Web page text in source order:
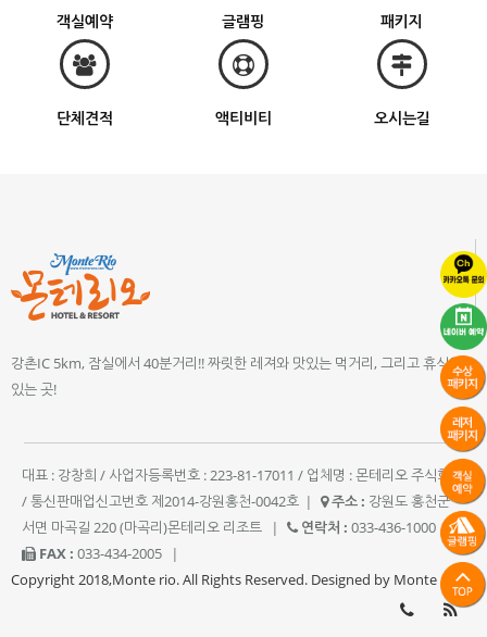
객실예약 글램핑 패키지
단체견적 액티비티 오시는길
강촌IC 5km, 잠실에서 40분거리!! 짜릿한 레져와 맛있는 먹거리, 그리고 휴식이
있는 곳!
대표 : 강창희 / 사업자등록번호 : 223-81-17011 / 업체명 : 몬테리오 주식회사
/ 통신판매업신고번호 제2014-강원홍천-0042호 | 주소 : 강원도 홍천군
서면 마곡길 220 (마곡리)몬테리오 리조트
| 연락처 : 033-436-1000
|
FAX : 033-434-2005
|
Copyright 2018,Monte rio. All Rights Reserved. Designed by Monte rio.